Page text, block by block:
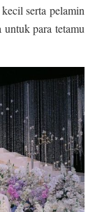
serta pelamin
para tetamu